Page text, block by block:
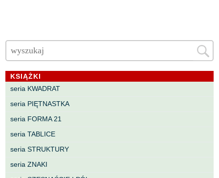
KSIĄŻKI
seria KWADRAT
seria PIĘTNASTKA
seria FORMA 21
seria TABLICE
seria STRUKTURY
seria ZNAKI